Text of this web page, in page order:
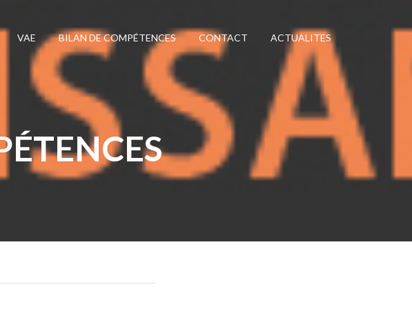
VAE BILAN DE COMPÉTENCES CONTACT ACTUALITES